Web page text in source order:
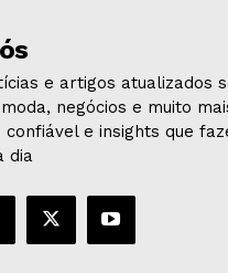
e artigos atualizados
negócios e muito
e insights que
dia